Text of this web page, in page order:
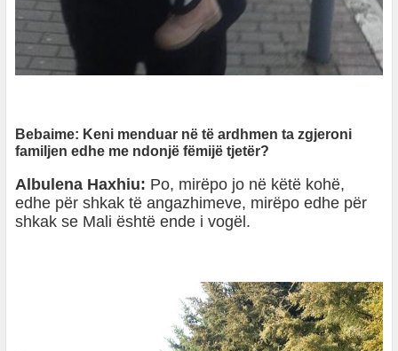
Bebaime: Keni menduar në të ardhmen ta zgjeroni
familjen edhe me ndonjë fëmijë tjetër?
Albulena Haxhiu: Po, mirëpo jo në këtë kohë,
edhe për shkak të angazhimeve, mirëpo edhe për
shkak se Mali është ende i vogël.